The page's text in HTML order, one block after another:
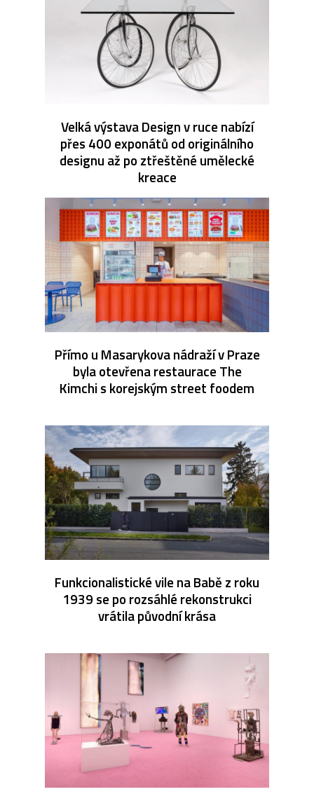
Velká výstava Design v ruce nabízí
přes 400 exponátů od originálního
designu až po ztřeštěné umělecké
kreace
Přímo u Masarykova nádraží v Praze
byla otevřena restaurace The
Kimchi s korejským street foodem
Funkcionalistické vile na Babě z roku
1939 se po rozsáhlé rekonstrukci
vrátila původní krása